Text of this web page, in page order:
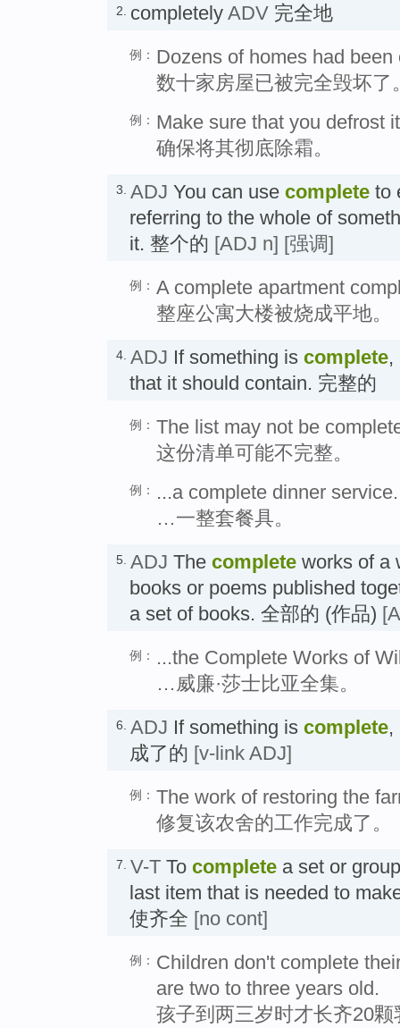
2. completely ADV 完全地
例： Dozens of homes had
数十家房屋已被完全毁坏了
例： Make sure that you defrost
确保将其彻底除霜。
3. ADJ You can use complete to
referring to the whole of
it. 整个的 [ADJ n] [强调]
例： A complete apartment
整座公寓大楼被烧成平地。
4. ADJ If something is complete,
that it should contain. 完整的
例： The list may not be
这份清单可能不完整。
例：
...a complete dinner service.
…一整套餐具。
5. ADJ The complete works of a
books or poems published
a set of books. 全部的 (作品)
例：
...the Complete Works of
…威廉·莎士比亚全集。
6. ADJ If something is complete,
成了的 [v-link ADJ]
例： The work of restoring the
修复该农舍的工作完成了。
7. V-T To complete a set or
last item that is needed to
使齐全 [no cont]
例： Children don't complete
are two to three years old.
孩子到两三岁时才长齐20颗